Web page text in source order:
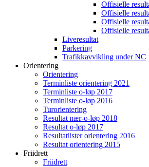
Offisielle
Offisielle
Offisielle
Offisielle
Liveresultat
Parkering
Trafikkavvikling under NC
Orientering
Orientering
Terminliste orientering 2021
Terminliste o-løp 2017
Terminliste o-løp 2016
Turorientering
Resultat nær-o-løp 2018
Resultat o-løp 2017
Resultatlister orientering 2016
Resultat orientering 2015
Friidrett
Friidrett